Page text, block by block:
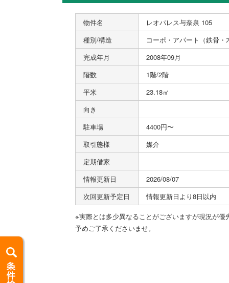
物件名
レオパレス与奈泉 105
種別/構造
コーポ・アパート（鉄骨
完成年月
2008年09月
階数
1階/2階
平米
23.18㎡
向き
駐車場
4400円〜
取引態様
媒介
定期借家
情報更新日
2026/08/07
次回更新予定日
情報更新日より8日以内
※実際とは多少異なることがございますが現況が優
予めご了承くださいませ。